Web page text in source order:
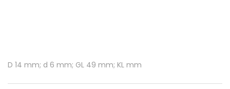
D 14 mm; d 6 mm; GL 49 mm; KL mm